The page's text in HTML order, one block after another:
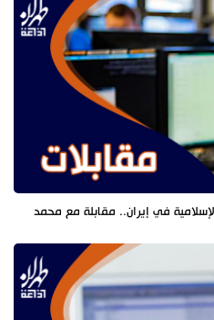
في إيران.. مقابلة مع محمد